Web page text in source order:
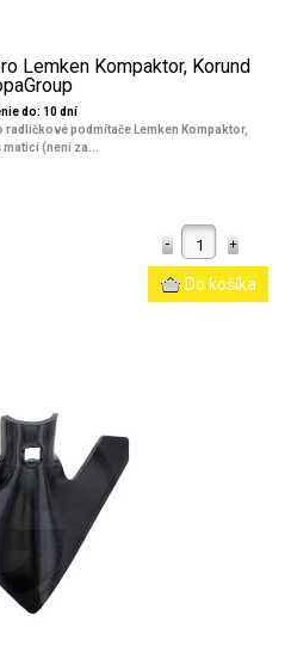
Lemken Kompaktor, Korund
do: 10 dní
podmítače Lemken Kompaktor,
(není za...